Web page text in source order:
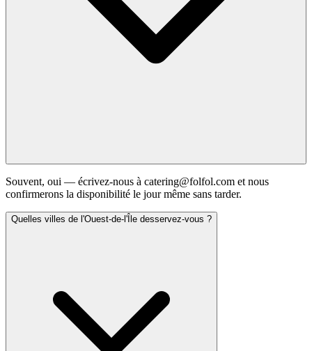
Souvent, oui — écrivez-nous à catering@folfol.com et nous
confirmerons la disponibilité le jour même sans tarder.
Quelles villes de l'Ouest-de-l'Île desservez-vous ?